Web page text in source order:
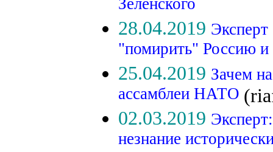
Зеленского
28.04.2019
"помирить"
25.04.2019 Зачем
ассамблеи НАТО
02.03.2019
незнание